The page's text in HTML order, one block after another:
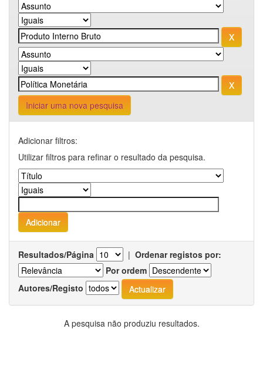
Iniciar uma nova pesquisa
Adicionar filtros:
Utilizar filtros para refinar o resultado da pesquisa.
Resultados/Página | Ordenar registos por:
Por ordem
Autores/Registo
A pesquisa não produziu resultados.